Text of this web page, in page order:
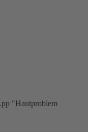
"Hautproblem